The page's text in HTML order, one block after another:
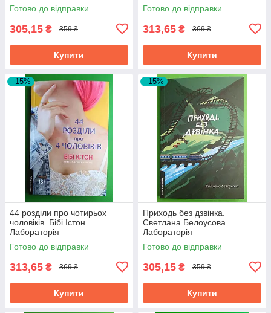
Готово до відправки
305,15 ₴ 359 ₴
Купити
Готово до відправки
313,65 ₴ 369 ₴
Купити
–15%
44 розділи про чотирьох
чоловіків. Бібі Істон.
Лабораторія
Готово до відправки
313,65 ₴ 369 ₴
Купити
–15%
Приходь без дзвінка.
Светлана Белоусова.
Лабораторія
Готово до відправки
305,15 ₴ 359 ₴
Купити